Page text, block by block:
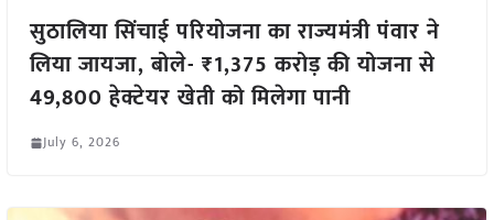
सुठालिया सिंचाई परियोजना का राज्यमंत्री पंवार ने
लिया जायजा, बोले- ₹1,375 करोड़ की योजना से
49,800 हेक्टेयर खेती को मिलेगा पानी
July 6, 2026